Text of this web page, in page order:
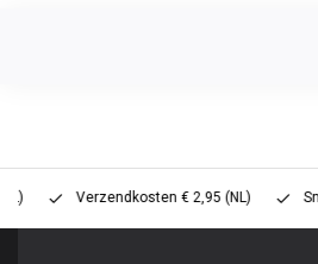
Verzendkosten € 2,95 (NL)